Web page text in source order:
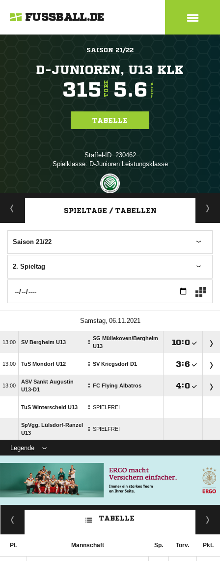
FUSSBALL.DE
SAISON 21/22
D-JUNIOREN, U13 KLK
315 TORE 5.6 TORE/SPIEL
TABELLE
Staffel-ID: 230462
Spielklasse: D-Junioren Leistungsklasse
ANZEIGE
SPIELTAGE / TABELLEN
Saison 21/22
2. Spieltag
 
 SV Bergheim U13 : SG Müllekoven/​Bergheim
U13
:
 TuS Mondorf U12 : SV Kriegsdorf D1 :

ASV Sankt Augustin
U13-D1
: FC Flying Albatros :
TuS Winterscheid U13 : SPIELFREI
SpVgg. Lülsdorf-Ranzel
U13
: SPIELFREI
Legende
TABELLE
Pl. Mannschaft Sp. Torv. Pkt.